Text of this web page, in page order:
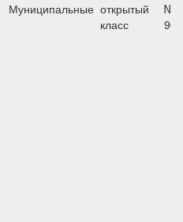
Муниципальные открытый
класс
90